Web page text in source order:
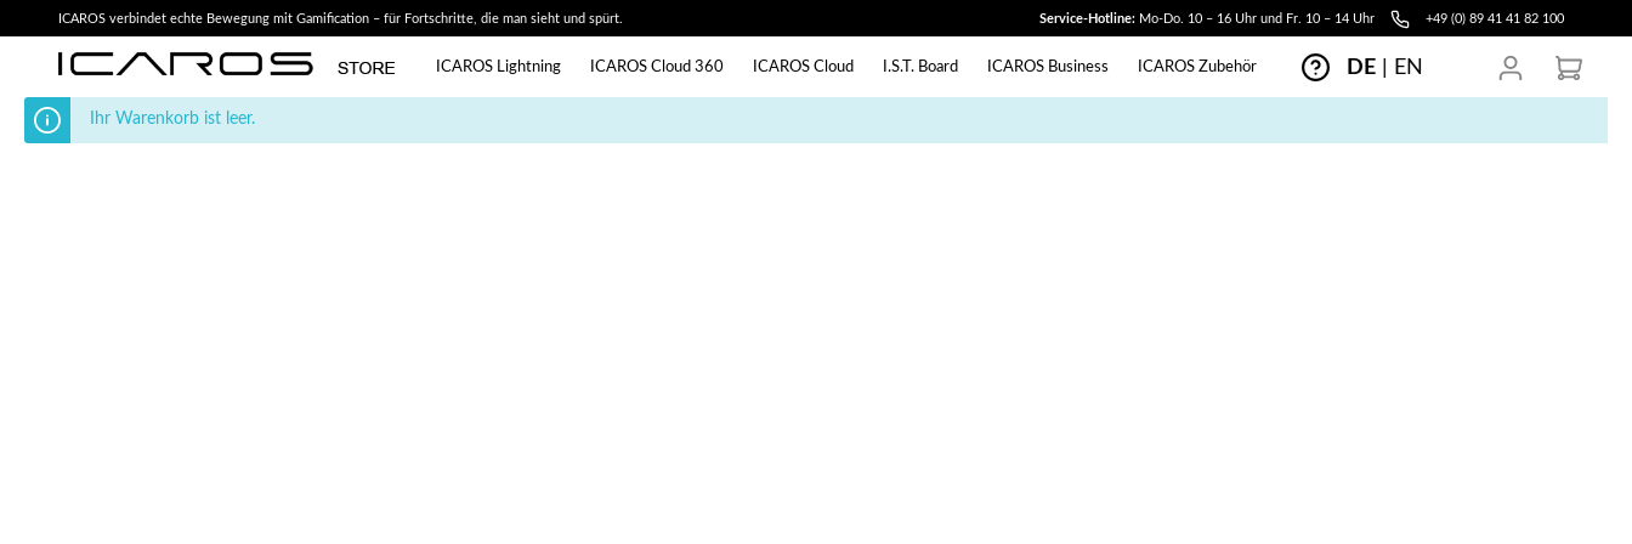
ICAROS verbindet echte Bewegung mit Gamification – für Fortschritte, die man sieht und spürt. Service-Hotline: Mo-Do. 10 – 16 Uhr und Fr. 10 – 14 Uhr +49 (0) 89 41 41 82 100
ICAROS Lightning ICAROS Cloud 360 ICAROS Cloud I.S.T. Board ICAROS Business ICAROS Zubehör DE EN
Ihr Warenkorb ist leer.